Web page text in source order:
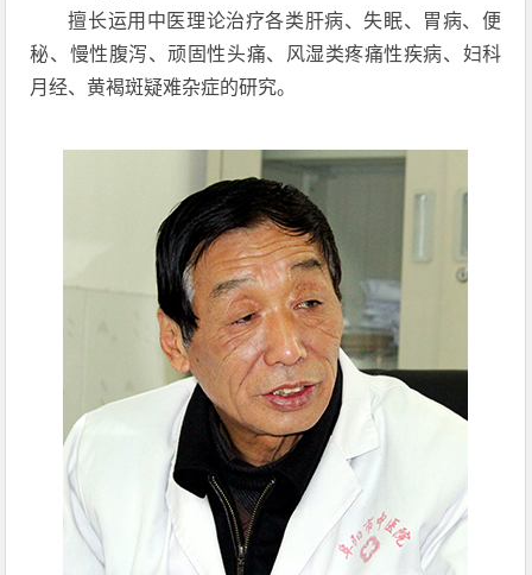
擅长运用中医理论治疗各类肝病、失眠、胃病、便
秘、慢性腹泻、顽固性头痛、风湿类疼痛性疾病、妇科
月经、黄褐斑疑难杂症的研究。